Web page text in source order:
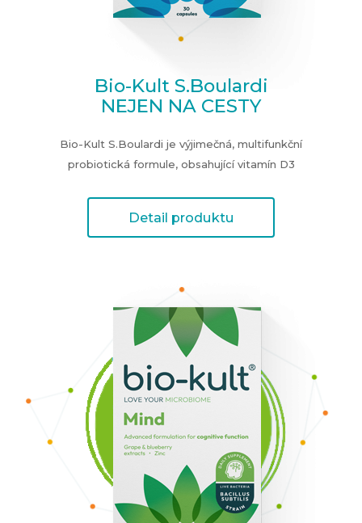
Bio-Kult S.Boulardi
NEJEN NA CESTY
Bio-Kult S.Boulardi je výjimečná, multifunkční
probiotická formule, obsahující vitamín D3
Detail produktu